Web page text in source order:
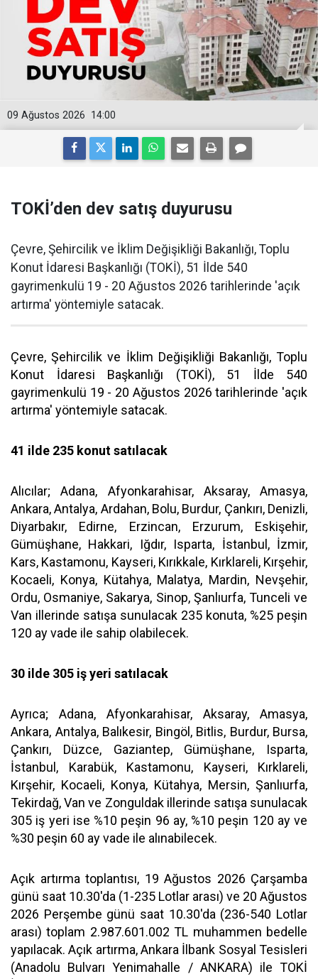
14:00
09 Ağustos 2026
TOKİ’den dev satış duyurusu
Çevre, Şehircilik ve İklim Değişikliği Bakanlığı, Toplu
Konut İdaresi Başkanlığı (TOKİ), 51 İlde 540
gayrimenkulü 19 - 20 Ağustos 2026 tarihlerinde 'açık
artırma' yöntemiyle satacak.
Çevre, Şehircilik ve İklim Değişikliği Bakanlığı, Toplu
Konut İdaresi Başkanlığı (TOKİ), 51 İlde 540
gayrimenkulü 19 - 20 Ağustos 2026 tarihlerinde 'açık
artırma' yöntemiyle satacak.
41 ilde 235 konut satılacak
Alıcılar; Adana, Afyonkarahisar, Aksaray, Amasya,
Ankara, Antalya, Ardahan, Bolu, Burdur, Çankırı, Denizli,
Diyarbakır, Edirne, Erzincan, Erzurum, Eskişehir,
Gümüşhane, Hakkari, Iğdır, Isparta, İstanbul, İzmir,
Kars, Kastamonu, Kayseri, Kırıkkale, Kırklareli, Kırşehir,
Kocaeli, Konya, Kütahya, Malatya, Mardin, Nevşehir,
Ordu, Osmaniye, Sakarya, Sinop, Şanlıurfa, Tunceli ve
Van illerinde satışa sunulacak 235 konuta, %25 peşin
120 ay vade ile sahip olabilecek.
30 ilde 305 iş yeri satılacak
Ayrıca; Adana, Afyonkarahisar, Aksaray, Amasya,
Ankara, Antalya, Balıkesir, Bingöl, Bitlis, Burdur, Bursa,
Çankırı, Düzce, Gaziantep, Gümüşhane, Isparta,
İstanbul, Karabük, Kastamonu, Kayseri, Kırklareli,
Kırşehir, Kocaeli, Konya, Kütahya, Mersin, Şanlıurfa,
Tekirdağ, Van ve Zonguldak illerinde satışa sunulacak
305 iş yeri ise %10 peşin 96 ay, %10 peşin 120 ay ve
%30 peşin 60 ay vade ile alınabilecek.
Açık artırma toplantısı, 19 Ağustos 2026 Çarşamba
günü saat 10.30'da (1-235 Lotlar arası) ve 20 Ağustos
2026 Perşembe günü saat 10.30'da (236-540 Lotlar
arası) toplam 2.987.601.002 TL muhammen bedelle
yapılacak. Açık artırma, Ankara İlbank Sosyal Tesisleri
(Anadolu Bulvarı Yenimahalle / ANKARA) ile TOKİ